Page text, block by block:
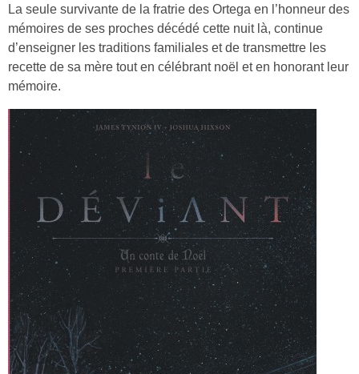
La seule survivante de la fratrie des Ortega en l’honneur des
mémoires de ses proches décédé cette nuit là, continue
d’enseigner les traditions familiales et de transmettre les
recette de sa mère tout en célébrant noël et en honorant leur
mémoire.